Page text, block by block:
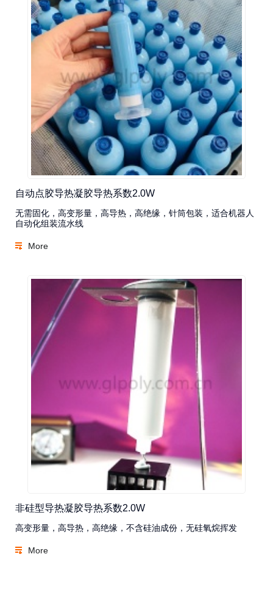
自动点胶导热凝胶导热系数2.0W
无需固化，高变形量，高导热，高绝缘，针筒包装，适合机器人
自动化组装流水线
More
非硅型导热凝胶导热系数2.0W
高变形量，高导热，高绝缘，不含硅油成份，无硅氧烷挥发
More